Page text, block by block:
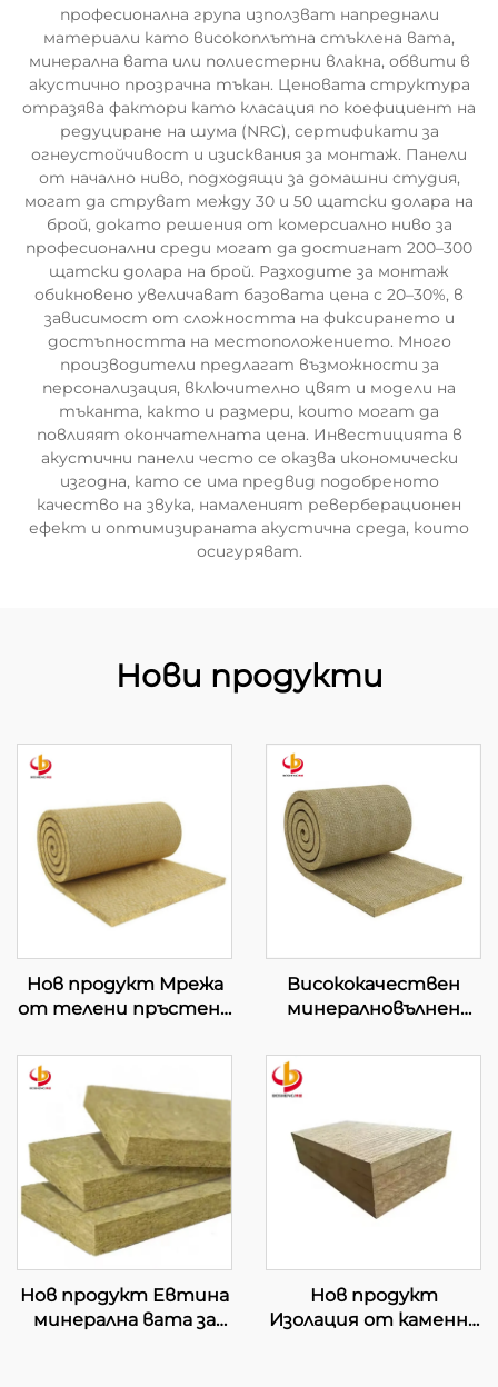
професионална група използват напреднали
материали като високоплътна стъклена вата,
минерална вата или полиестерни влакна, обвити в
акустично прозрачна тъкан. Ценовата структура
отразява фактори като класация по коефициент на
редуциране на шума (NRC), сертификати за
огнеустойчивост и изисквания за монтаж. Панели
от начално ниво, подходящи за домашни студия,
могат да струват между 30 и 50 щатски долара на
брой, докато решения от комерсиално ниво за
професионални среди могат да достигнат 200–300
щатски долара на брой. Разходите за монтаж
обикновено увеличават базовата цена с 20–30%, в
зависимост от сложността на фиксирането и
достъпността на местоположението. Много
производители предлагат възможности за
персонализация, включително цвят и модели на
тъканта, както и размери, които могат да
повлияят окончателната цена. Инвестицията в
акустични панели често се оказва икономически
изгодна, като се има предвид подобреното
качество на звука, намаленият реверберационен
ефект и оптимизираната акустична среда, които
осигуряват.
Нови продукти
Нов продукт Мрежа
от телени пръстени
каменна минерална
вълна Вълнен килим
Звукоизолация
Каменна минерална
вълна Покривка
Висококачествен
минералновълнен
топлоизолационен
одеял с мрежа от
kg/m³
Минералновълнено
одеяло
Нов продукт Евтина
минерална вата за
Нов продукт
Изолация от каменна